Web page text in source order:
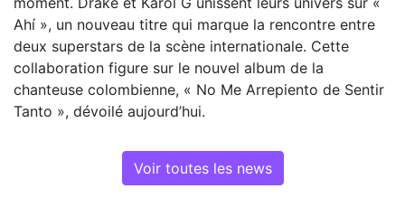
Ahí », un nouveau titre qui marque la rencontre entre
deux superstars de la scène internationale. Cette
collaboration figure sur le nouvel album de la
chanteuse colombienne, « No Me Arrepiento de Sentir
Tanto », dévoilé aujourd’hui.
Voir toutes les news